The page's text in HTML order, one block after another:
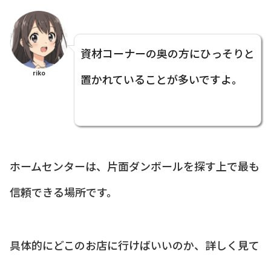
riko
資材コーナーの奥の方にひっそりと
置かれていることが多いですよ。
ホームセンターは、片面ダンボールを探す上で最も
信頼できる場所です。
具体的にどこのお店に行けばいいのか、詳しく見て